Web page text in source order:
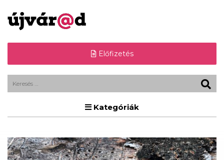
Előfizetés
Kategóriák